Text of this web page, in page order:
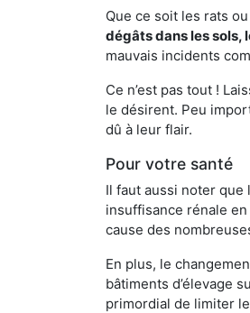
Que ce soit les rats
dégâts dans les sols,
mauvais incidents
Ce n’est pas tout !
le désirent. Peu
dû à leur flair.
Pour votre santé
Il faut aussi noter
insuffisance rénale
cause des
En plus, le
bâtiments d’élevage
primordial de limiter